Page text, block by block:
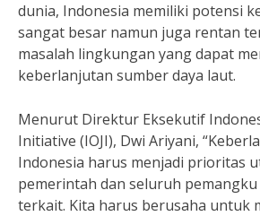
dunia, Indonesia memiliki potensi
sangat besar namun juga rentan
masalah lingkungan yang dapat
keberlanjutan sumber daya laut.
Menurut Direktur Eksekutif
Initiative (IOJI), Dwi Ariyani,
Indonesia harus menjadi prioritas
pemerintah dan seluruh
terkait. Kita harus berusaha untuk